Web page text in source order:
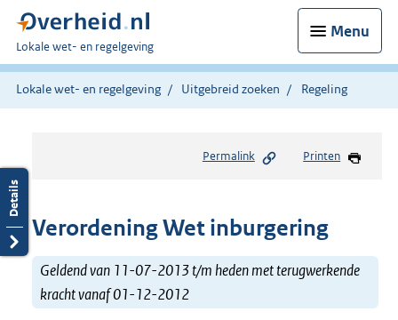
Menu
U
bent
hier:
Lokale wet- en regelgeving
Lokale wet- en regelgeving Uitgebreid zoeken Regeling
Permalink Printen
Verordening Wet inburgering
Geldend van 11-07-2013 t/m heden met terugwerkende
kracht vanaf 01-12-2012